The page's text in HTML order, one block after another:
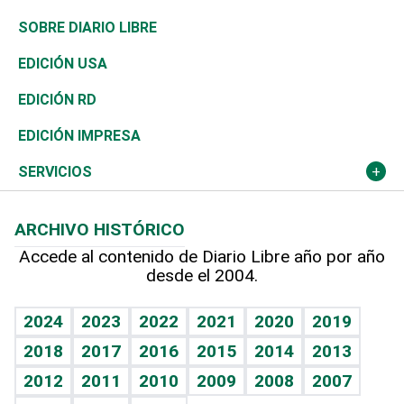
José Boquete
Reportajes
Asia
África
Ocenanía
Caribe
Resto del mundo
Consumo
Vivienda
Telecom.
Global y variable
Economía personal
Belleza
Buena Vida
Sociales
Novedades
Podcast Arte Libre
Hablando con el pediatra
Vida y familia
Eñe
Celebrando la vida
Golf
Ciclismo
Tenis
Olimpismo
Más deportes
Línea de hit
TBT Deportivo
De buena tinta
En Directo
El Espía
Noticiero Poteleche
Columnistas
Más firmas
Clima
Tecnología
Historia
Martes de tecnología
Cambio climático
Mundo
Economía
Revista
Deportes
Opinión
Hecho en casa
Guía del dinero
SOBRE DIARIO LIBRE
EDICIÓN USA
EDICIÓN RD
EDICIÓN IMPRESA
SERVICIOS
Cumpleaños
Horóscopos
Crucigramas
ARCHIVO HISTÓRICO
Accede al contenido de Diario Libre año por año
desde el 2004.
2024 2023 2022 2021 2020
2019
2018
2017 2016 2015 2014
2013
2012
2011 2010 2009 2008
2007